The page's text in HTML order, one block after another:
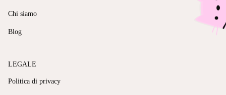
Chi siamo
Blog
LEGALE
Politica di privacy